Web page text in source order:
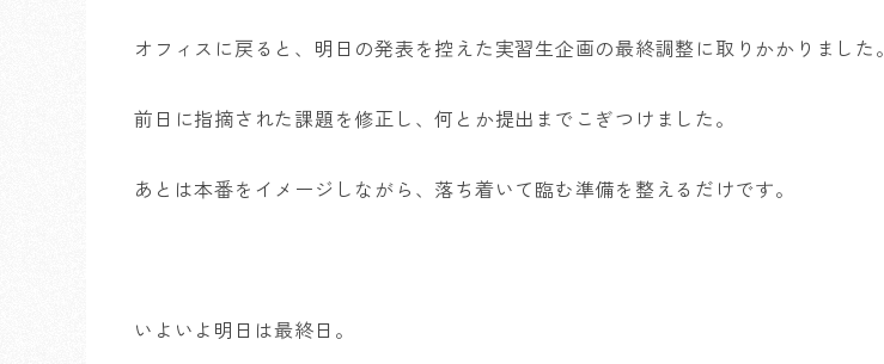
オフィスに戻ると、明日の発表を控えた実習生企画の最終調整に取りかかりました。
前日に指摘された課題を修正し、何とか提出までこぎつけました。
あとは本番をイメージしながら、落ち着いて臨む準備を整えるだけです。
いよいよ明日は最終日。